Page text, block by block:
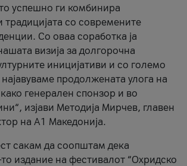
успешно ги комбинира
традицијата со современите
Со оваа соработка ја
визија за долгорочна
иницијативи и со големо
најавуваме продолжената улога на
генерален спонзор и во
изјави Методија Мирчев, главен
на A1 Македонија.
сакам да соопштам дека
то издание на фестивалот “Охридско